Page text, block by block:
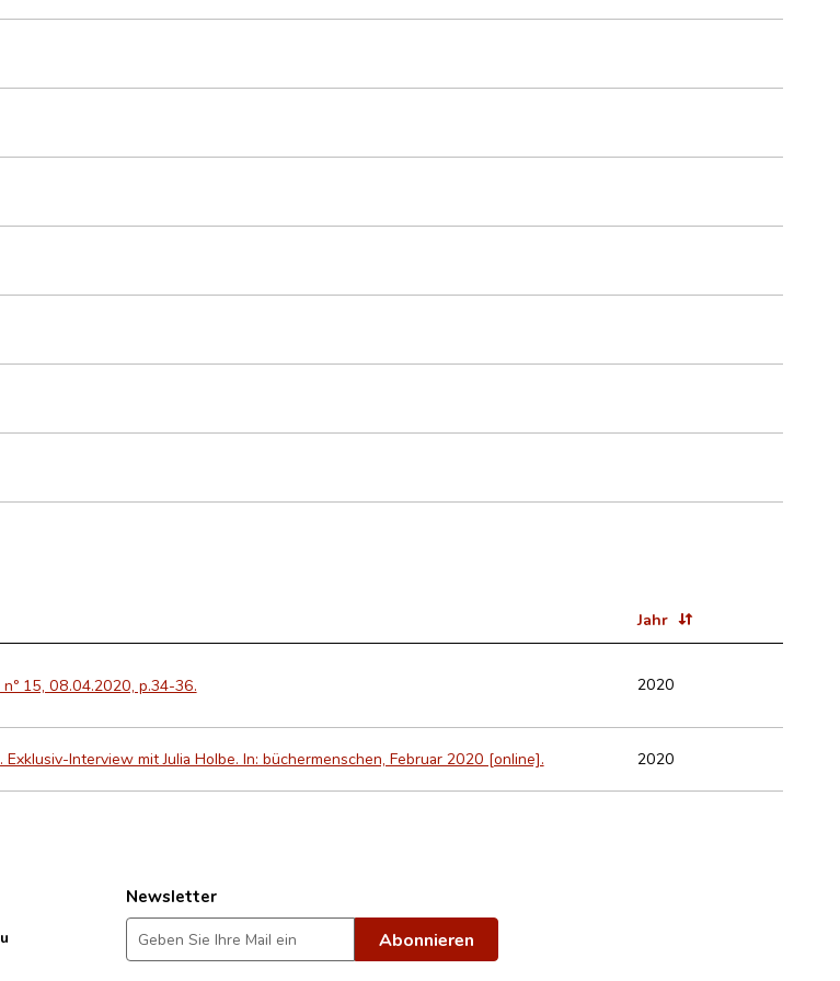
Jahr
nº 15, 08.04.2020, p.34-36. 2020
Interview mit Julia Holbe. In: büchermenschen, Februar 2020 [online]. 2020
Newsletter